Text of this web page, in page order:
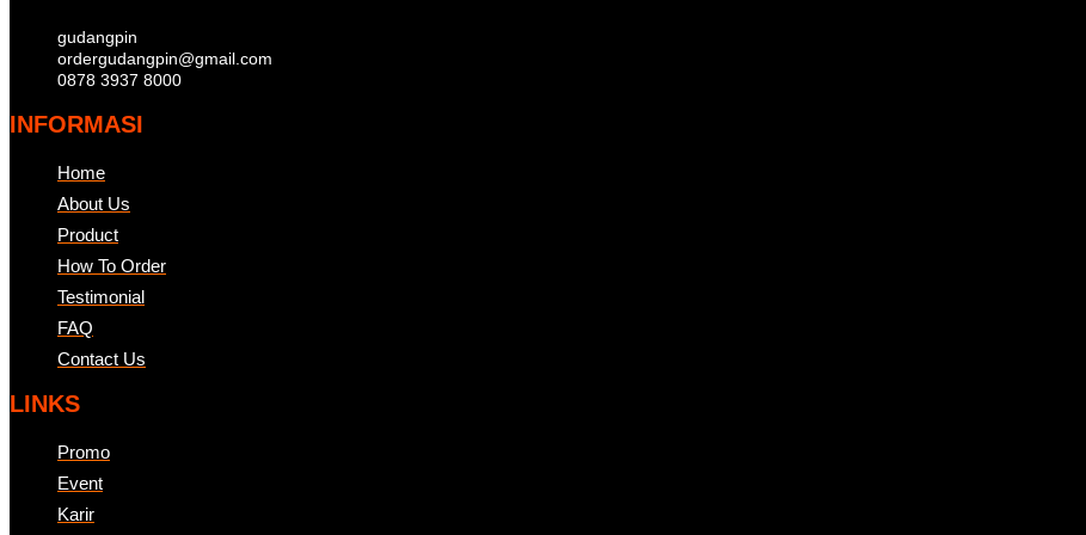
gudangpin
ordergudangpin@gmail.com
0878 3937 8000
INFORMASI
Home
About Us
Product
How To Order
Testimonial
FAQ
Contact Us
LINKS
Promo
Event
Karir